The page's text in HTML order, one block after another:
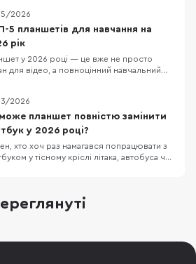
під різні сценарії життя: для геймера,
працівника, спортсмена, меломана
подорожей. Тут немає
по
2026
5 планшетів для навчання на
рік
у 2026 році — це вже не просто
для відео, а повноцінний навчальний
доступу до навчальних платформ.
за ноутбук, зручніший за
і може стати універсальним
як
2026
планшет повністю замінити
у 2026 році?
хто хоч раз намагався попрацювати з
у тісному кріслі літака, автобуса чи
місця. Саме тому все більше
студентів та людей у